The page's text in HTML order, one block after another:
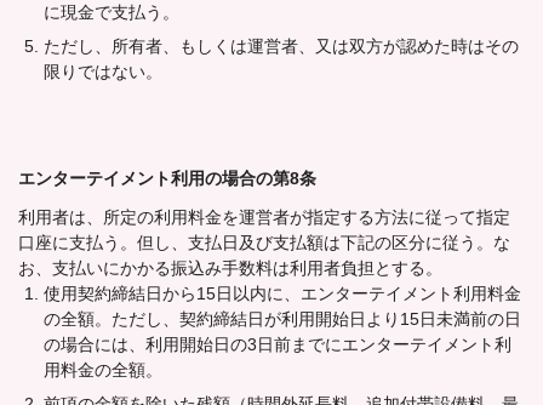
に現金で支払う。
ただし、所有者、もしくは運営者、又は双方が認めた時はその
限りではない。
エンターテイメント利用の場合の第8条
利用者は、所定の利用料金を運営者が指定する方法に従って指定
口座に支払う。但し、支払日及び支払額は下記の区分に従う。な
お、支払いにかかる振込み手数料は利用者負担とする。
使用契約締結日から15日以内に、エンターテイメント利用料金
の全額。ただし、契約締結日が利用開始日より15日未満前の日
の場合には、利用開始日の3日前までにエンターテイメント利
用料金の全額。